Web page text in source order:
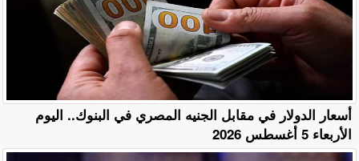
أسعار الدولار في مقابل الجنيه المصري في البنوك.. اليوم
الأربعاء 5 أغسطس 2026